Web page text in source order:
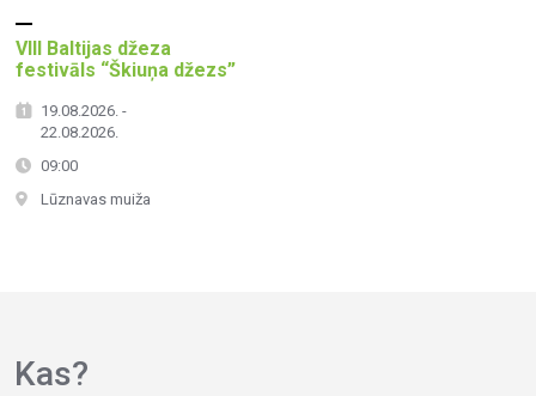
VIII Baltijas džeza
festivāls “Škiuņa džezs”
19.08.2026. -
22.08.2026.
09:00
Lūznavas muiža
Kas?